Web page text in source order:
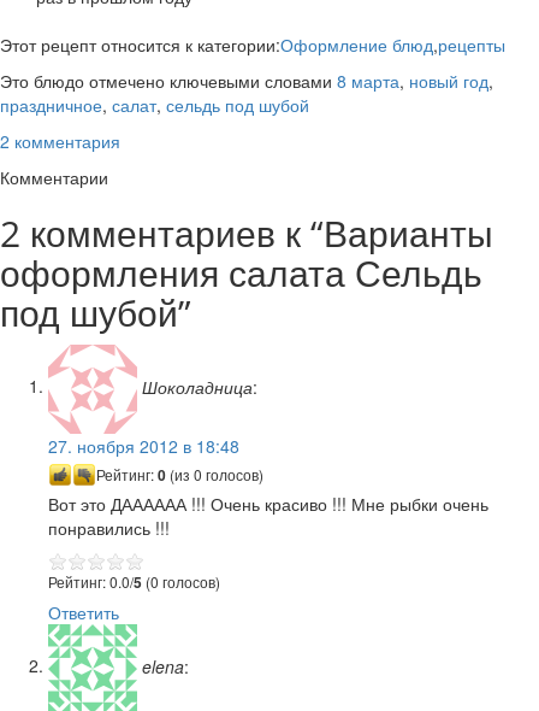
Этот рецепт относится к категории:Оформление блюд,рецепты
Это блюдо отмечено ключевыми словами 8 марта, новый год,
праздничное, салат, сельдь под шубой
2 комментария
Комментарии
2 комментариев к “Варианты
оформления салата Сельдь
под шубой”
Шоколадница:
27. ноября 2012 в 18:48
Рейтинг:0 (из 0 голосов)
Вот это ДАААААА !!! Очень красиво !!! Мне рыбки очень
понравились !!!
Рейтинг: 0.0/5 (0 голосов)
Ответить
elena: